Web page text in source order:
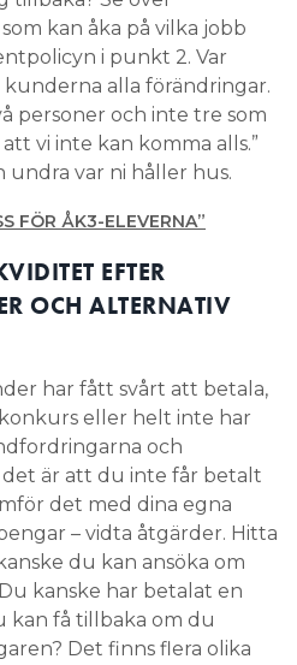
kan åka på vilka jobb
i punkt 2. Var
alla förändringar.
personer och inte tre som
vi inte kan komma alls.”
undra var ni håller hus.
FÖR ÅK3-ELEVERNA”
EFTER
OCH ALTERNATIV
har fått svårt att betala,
eller helt inte har
och
är att du inte får betalt
det med dina egna
– vidta åtgärder. Hitta
du kan ansöka om
kanske har betalat en
kan få tillbaka om du
Det finns flera olika